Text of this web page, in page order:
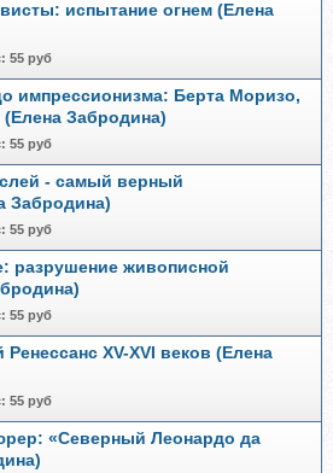
испытание огнем (Елена
55 руб
импрессионизма: Берта Моризо,
(Елена Забродина)
55 руб
- самый верный
Забродина)
55 руб
разрушение живописной
55 руб
Ренессанс XV-XVI веков (Елена
55 руб
«Северный Леонардо да